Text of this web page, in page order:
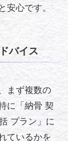
安心です。
バイス
まず複数の
に「納骨 契
プラン」に
ているかを